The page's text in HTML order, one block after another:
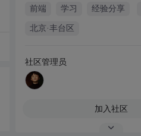
前端 学习 经验分享
北京·丰台区
社区管理员
加入社区